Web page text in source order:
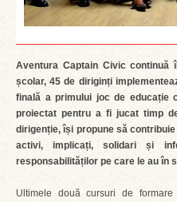
Aventura Captain Civic continuă
școlar, 45 de diriginți
finală a primului joc de educație
proiectat pentru a fi jucat timp
dirigenție, își propune să
activi, implicați, solidari și
responsabilităților pe care le au în
Ultimele două cursuri de